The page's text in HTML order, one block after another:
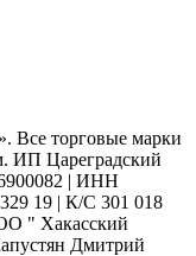
Все торговые марки
ИП Цареградский
| ИНН
19 | К/С 301 018
" Хакасский
Дмитрий